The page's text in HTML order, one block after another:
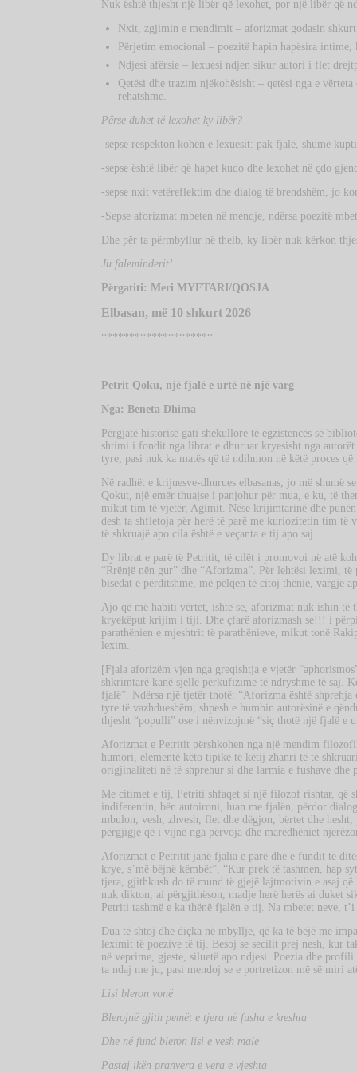
Nuk është thjesht një libër që lexohet, por një libër që
Nxit, zgjimin e mendimit – aforizmat godasin
Përjetim emocional – poezitë hapin hapësira
Ndjesi afërsie – lexuesi ndjen sikur autori i flet
Qetësi dhe trazim njëkohësisht – qetësi nga e
rehatshme.
Përse duhet të lexohet ky libër?
-sepse respekton kohën e lexuesit: pak fjalë, shumë
-sepse është libër që hapet kudo dhe lexohet në çdo
-sepse nxit vetëreflektim dhe dialog të brendshëm, jo
-Sepse aforizmat mbeten në mendje, ndërsa poezitë
Dhe për ta përmbyllur në thelb, ky libër nuk kërkon
Ju faleminderit!
Përgatiti: Meri MYFTARI/QOSJA
Elbasan, më 10 shkurt 2026
********************
Petrit Qoku, një fjalë e urtë në një varg
Nga: Beneta Dhima
Përgjatë historisë gati shekullore të egzistencës së
shtimi i fondit nga librat e dhuruar kryesisht nga
tyre, pasi nuk ka matës që të ndihmon në këtë proces që
Në radhët e krijuesve-dhurues elbasanas, jo më
Qokut, një emër thuajse i panjohur për mua, e ku, të
mikut tim të vjetër, Agimit. Nëse krijimtarinë dhe
desh ta shfletoja për herë të parë me kuriozitetin tim të
të shkruajë apo cila është e veçanta e tij apo saj.
Dy librat e parë të Petritit, të cilët i promovoi në atë
“Rrënjë nën gur” dhe “Aforizma”. Për lehtësi leximi,
bisedat e përditshme, më pëlqen të citoj thënie, vargje
Ajo që më habiti vërtet, ishte se, aforizmat nuk ishin të
kryekëput krijim i tiji. Dhe çfarë aforizmash se!!! i
parathënien e mjeshtrit të parathënieve, mikut tonë
lexim.
[Fjala aforizëm vjen nga greqishtja e vjetër
shkrimtarë kanë sjellë përkufizime të ndryshme të saj.
fjalë”. Ndërsa një tjetër thotë: “Aforizma është
tyre të vazhdueshëm, shpesh e humbin autorësinë e
thjesht “populli” ose i nënvizojmë “siç thotë një fjalë e
Aforizmat e Petritit përshkohen nga një mendim
humori, elementë këto tipike të këtij zhanri të të
origjinaliteti në të shprehur si dhe larmia e fushave dhe
Me citimet e tij, Petriti shfaqet si një filozof rishtar, që
indiferentin, bën autoironi, luan me fjalën, përdor
mbulon, vesh, zhvesh, flet dhe dëgjon, bërtet dhe
përgjigje që i vijnë nga përvoja dhe marëdhëniet
Aforizmat e Petritit janë fjalia e parë dhe e fundit të
krye, s’më bëjnë këmbët”, “Kur prek të tashmen, hap
tjera, gjithkush do të mund të gjejë lajtmotivin e asaj
nuk dikton, ai përgjithëson, madje herë herës ai duket
Petriti tashmë e ka thënë fjalën e tij. Na mbetet neve,
Dua të shtoj dhe diçka në mbyllje, që ka të bëjë me
leximit të poezive të tij. Besoj se secilit prej nesh, kur
në veprime, gjeste, siluetë apo ndjesi. Poezia dhe
ta ndaj me ju, pasi mendoj se e portretizon më së miri
Lisi bleron vonë
Blerojnë gjith pemët e tjera në fusha e kreshta
Dhe në fund bleron lisi e vesh male
Pastaj ikën pranvera e vera e vjeshta